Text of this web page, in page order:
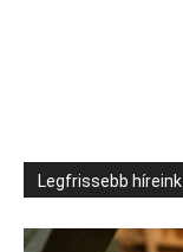
Legfrissebb híreink